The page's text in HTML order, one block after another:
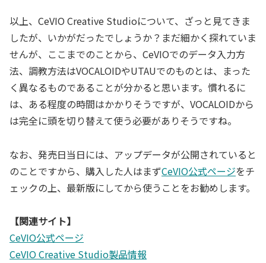
以上、CeVIO Creative Studioについて、ざっと見てきま
したが、いかがだったでしょうか？まだ細かく探れていま
せんが、ここまでのことから、CeVIOでのデータ入力方
法、調教方法はVOCALOIDやUTAUでのものとは、まった
く異なるものであることが分かると思います。慣れるに
は、ある程度の時間はかかりそうですが、VOCALOIDから
は完全に頭を切り替えて使う必要がありそうですね。
なお、発売日当日には、アップデータが公開されていると
のことですから、購入した人はまずCeVIO公式ページをチ
ェックの上、最新版にしてから使うことをお勧めします。
【関連サイト】
CeVIO公式ページ
CeVIO Creative Studio製品情報